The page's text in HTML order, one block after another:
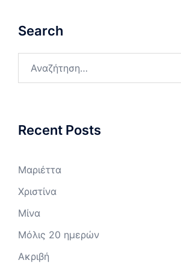
Search
Recent Posts
Μαριέττα
Χριστίνα
Μίνα
Μόλις 20 ημερών
Ακριβή